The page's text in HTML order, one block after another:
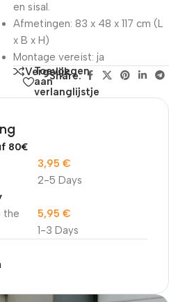
en sisal.
Afmetingen: 83 x 48 x 117 cm (L
x B x H)
Montage vereist: ja
Vergelijk
Toevoegen
aan
verlanglijstje
Share:
80€
2-5 Days
3,95 €
the
1-3 Days
5,95 €